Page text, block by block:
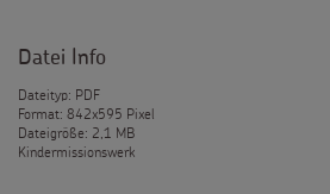
Datei Info
Dateityp: PDF
Format: 842x595 Pixel
Dateigröße: 2,1 MB
Kindermissionswerk